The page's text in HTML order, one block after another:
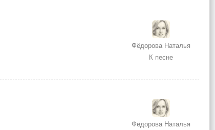
Фёдорова Наталья
К песне
Фёдорова Наталья